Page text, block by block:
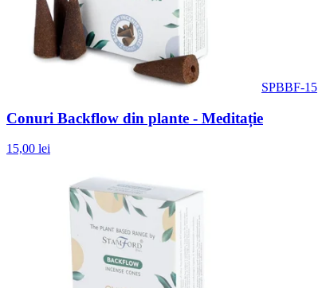
SPBBF-15
Conuri Backflow din plante - Meditație
15,00 lei